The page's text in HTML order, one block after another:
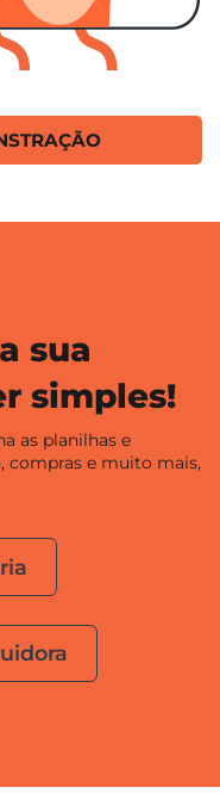
sua
simples!
as planilhas e
compras e muito mais,